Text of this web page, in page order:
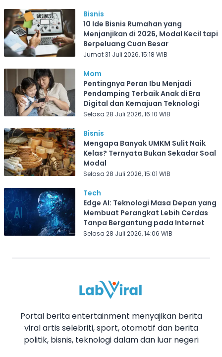
Bisnis
10 Ide Bisnis Rumahan yang
Menjanjikan di 2026, Modal Kecil tapi
Berpeluang Cuan Besar
Jumat 31 Juli 2026, 15:18 WIB
Mom
Pentingnya Peran Ibu Menjadi
Pendamping Terbaik Anak di Era
Digital dan Kemajuan Teknologi
Selasa 28 Juli 2026, 16:10 WIB
Bisnis
Mengapa Banyak UMKM Sulit Naik
Kelas? Ternyata Bukan Sekadar Soal
Modal
Selasa 28 Juli 2026, 15:01 WIB
Tech
Edge AI: Teknologi Masa Depan yang
Membuat Perangkat Lebih Cerdas
Tanpa Bergantung pada Internet
Selasa 28 Juli 2026, 14:06 WIB
Portal berita entertainment menyajikan berita
viral artis selebriti, sport, otomotif dan berita
politik, bisnis, teknologi dalam dan luar negeri